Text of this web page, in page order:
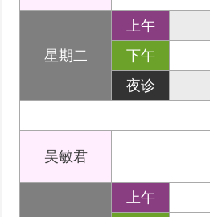
星期二
上午
下午
夜诊
吴敏君
上午